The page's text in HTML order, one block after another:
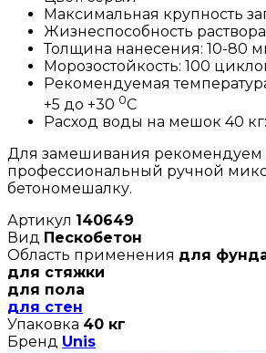
Максимальная крупность
Жизнеспособность
Толщина нанесения: 10-80
Морозостойкость: 100
Рекомендуемая
+5 до +30 0С
Расход воды на мешок 40 кг:
Для замешивания рекомендуем
профессиональный ручной
бетономешалку.
Артикул 140649
Вид Пескобетон
Область применения для
для стяжки
для пола
для стен
Упаковка 40 кг
Бренд Unis